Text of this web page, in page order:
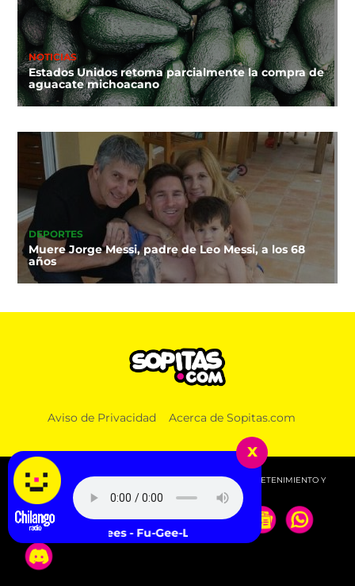
NOTICIAS
Estados Unidos retoma parcialmente la compra de
aguacate michoacano
DEPORTES
Muere Jorge Messi, padre de Leo Messi, a los 68
años
Aviso de Privacidad Acerca de Sopitas.com
© 2026 SOPITAS.COM - MÚSICA, NOTICIAS, DEPORTES, ENTRETENIMIENTO Y
MÁS!.
x
Fugees - Fu-Gee-La